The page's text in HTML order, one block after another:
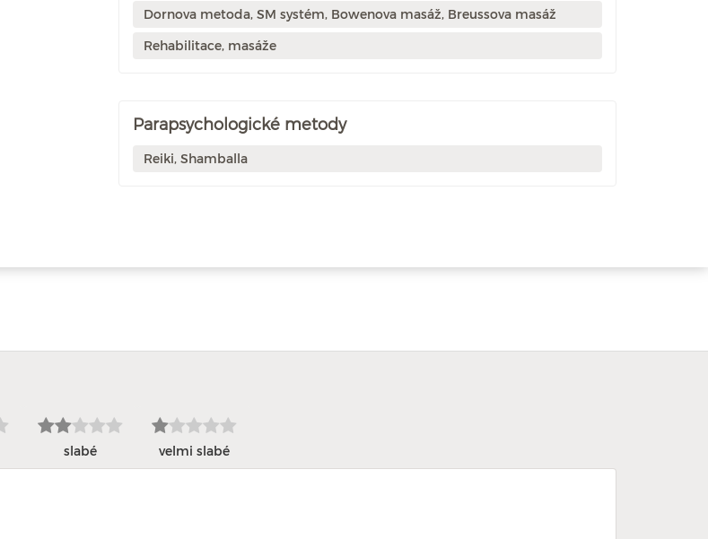
Dornova metoda, SM systém, Bowenova masáž, Breussova masáž
Rehabilitace, masáže
Parapsychologické metody
Reiki, Shamballa
slabé velmi slabé